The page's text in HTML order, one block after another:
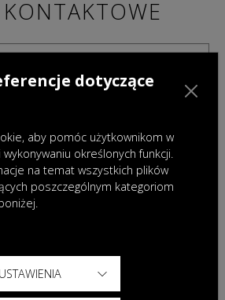
podanych w powyższym formularzu są Omoda
w Warszawie oraz wybrany przez Państwa Dealer.
dotyczące
aby pomóc użytkownikom w
określonych funkcji.
na temat wszystkich plików
poszczególnym kategoriom